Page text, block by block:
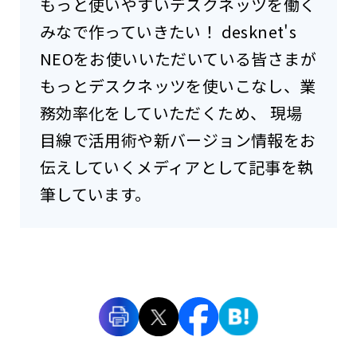
みなで作っていきたい！ desknet's
NEOをお使いいただいている皆さまが
もっとデスクネッツを使いこなし、業
務効率化をしていただくため、 現場
目線で活用術や新バージョン情報をお
伝えしていくメディアとして記事を執
筆しています。